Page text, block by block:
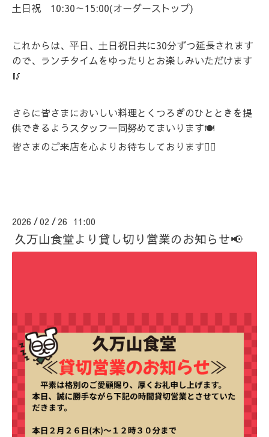
土日祝 10:30～15:00(オーダーストップ)
これからは、平日、土日祝日共に30分ずつ延長されます
ので、ランチタイムをゆったりとお楽しみいただけます
🥢
さらに皆さまにおいしい料理とくつろぎのひとときを提
供できるようスタッフ一同努めてまいります🍽️
皆さまのご来店を心よりお待ちしております🙇‍♀️
2026 /02 / 26 11:00
久万山食堂より貸し切り営業のお知らせ📢